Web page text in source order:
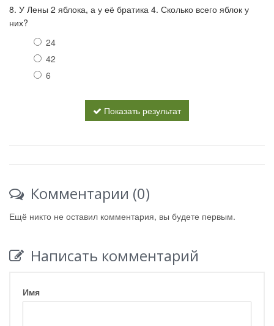
8. У Лены 2 яблока, а у её братика 4. Сколько всего яблок у
них?
24
42
6
Показать результат
Комментарии (0)
Ещё никто не оставил комментария, вы будете первым.
Написать комментарий
Имя